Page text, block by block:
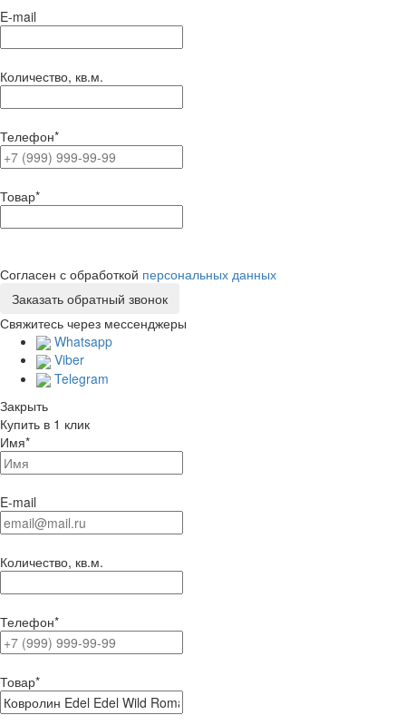
E-mail
Количество, кв.м.
Телефон*
Товар*
Согласен с обработкой персональных данных
Свяжитесь через мессенджеры
Whatsapp
Viber
Telegram
Закрыть
Купить в 1 клик
Имя*
E-mail
Количество, кв.м.
Телефон*
Товар*